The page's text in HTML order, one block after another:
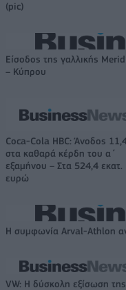
(pic)
Είσοδος της γαλλικής
– Κύπρου
Coca-Cola HBC: Άνοδος
στα καθαρά κέρδη του α΄
εξαμήνου – Στα 524,4 εκατ.
ευρώ
Η συμφωνία Arval-Athlon
VW: Η δύσκολη εξίσωση της